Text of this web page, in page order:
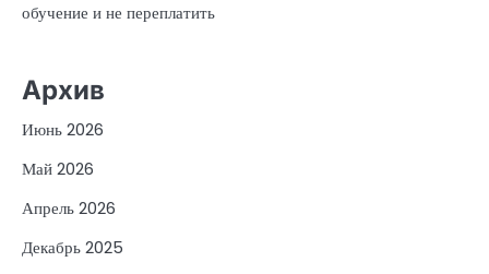
обучение и не переплатить
Архив
Июнь 2026
Май 2026
Апрель 2026
Декабрь 2025